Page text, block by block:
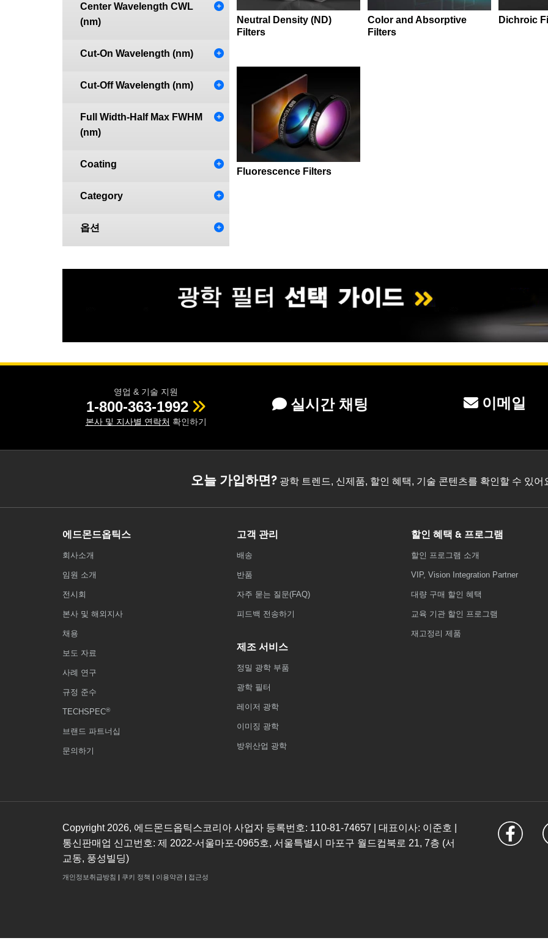
Center Wavelength CWL
(nm)
Cut-On Wavelength (nm)
Cut-Off Wavelength (nm)
Full Width-Half Max FWHM
(nm)
Coating
Category
옵션
Neutral Density (ND)
Filters
Color and Absorptive
Filters
Dichroic
Fluorescence Filters
영업 & 기술 지원
1-800-363-1992
본사 및 지사별 연락처 확인하기
실시간 채팅 이메일
오늘 가입하면?광학 트렌드, 신제품, 할인 혜택, 기술 콘텐츠를 확인할 수 있어
에드몬드옵틱스
회사소개
임원 소개
전시회
본사 및 해외지사
채용
보도 자료
사례 연구
규정 준수
TECHSPEC®
브랜드 파트너십
문의하기
고객 관리
배송
반품
자주 묻는 질문(FAQ)
피드백 전송하기
제조 서비스
정밀 광학 부품
광학 필터
레이저 광학
이미징 광학
방위산업 광학
할인 혜택 & 프로그램
할인 프로그램 소개
VIP, Vision Integration Partner
대량 구매 할인 혜택
교육 기관 할인 프로그램
재고정리 제품
Copyright 2026, 에드몬드옵틱스코리아 사업자 등록번호: 110-81-74657 | 대표이사: 이준호 |
통신판매업 신고번호: 제 2022-서울마포-0965호, 서울특별시 마포구 월드컵북로 21, 7층 (서
교동, 풍성빌딩)
개인정보취급방침 쿠키 정책 이용약관 접근성